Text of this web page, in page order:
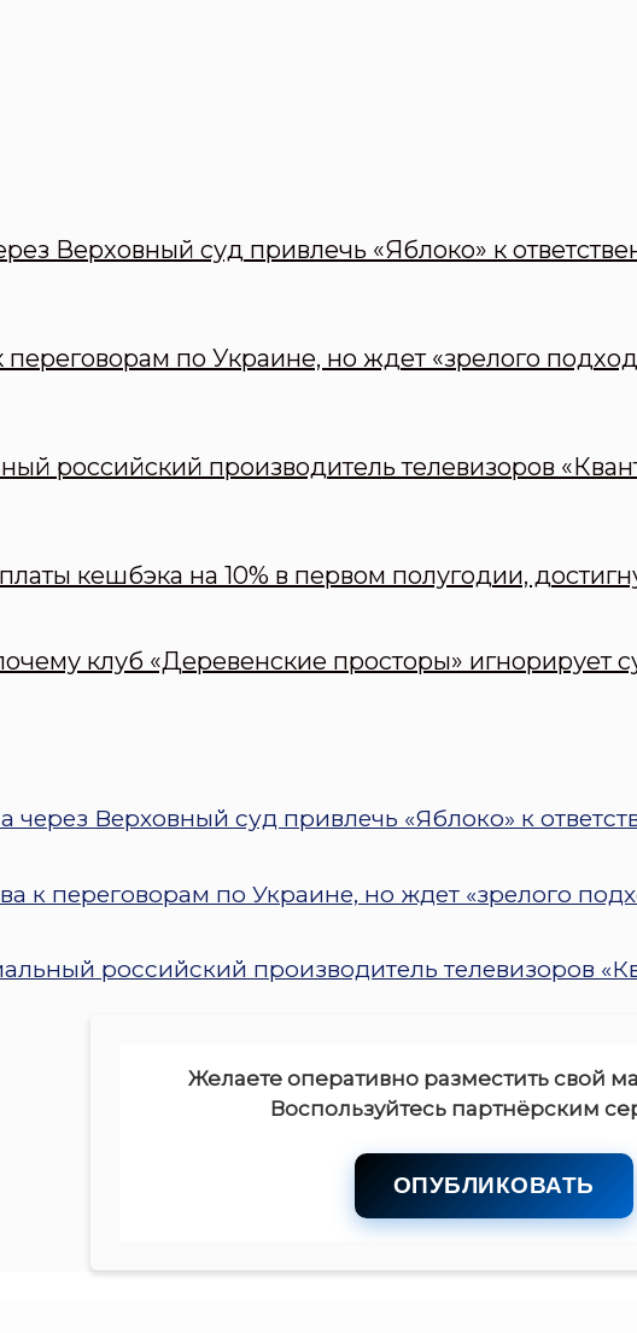
Верховный суд привлечь «Яблоко» к
по Украине, но ждет «зрелого
российский производитель телевизоров
кешбэка на 10% в первом полугодии,
клуб «Деревенские просторы» игнорирует
через Верховный суд привлечь «Яблоко» к
к переговорам по Украине, но ждет «зрелого
российский производитель телевизоров
Желаете оперативно разместить свой
Воспользуйтесь партнёрским
ОПУБЛИКОВАТЬ